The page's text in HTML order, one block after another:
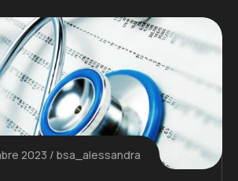
2023 bsa_alessandra